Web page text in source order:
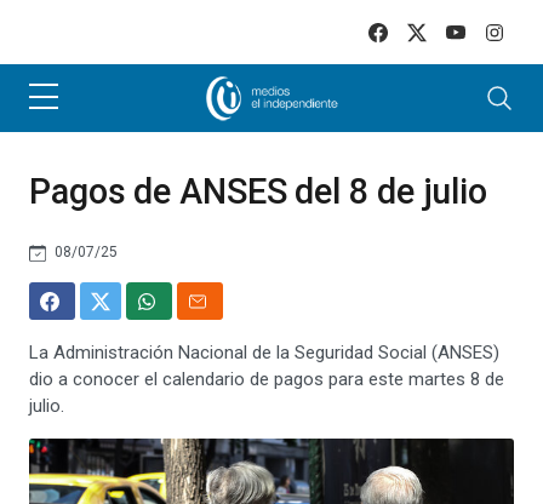
Pagos de ANSES del 8 de julio
08/07/25
La Administración Nacional de la Seguridad Social (ANSES)
dio a conocer el calendario de pagos para este martes 8 de
julio.